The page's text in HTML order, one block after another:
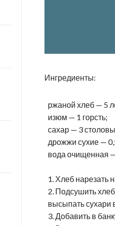
Ингредиенты:
ржаной хлеб — 5
изюм — 1 горсть;
сахар — 3
дрожжи сухие —
вода очищенная
1. Хлеб нарезать
2. Подсушить
высыпать сухари
3. Добавить в